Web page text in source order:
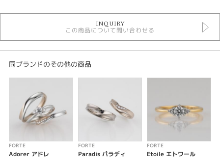
FORTE ＞ 結婚指輪
メンズ
【Content】 コンテント
「幸せ」
永遠の幸せを願って10ピースのダイヤモンドをあしらった結婚指輪。
鍛造で作るリングは、強度があり、永く身に着ける結婚指輪にふさわしい製
法です。
INQUIRY
この商品について問い合わせる
同ブランドのその他の商品
FORTE
Adorer アドレ
FORTE
Paradis パラディ
FORTE
Etoile エトワール